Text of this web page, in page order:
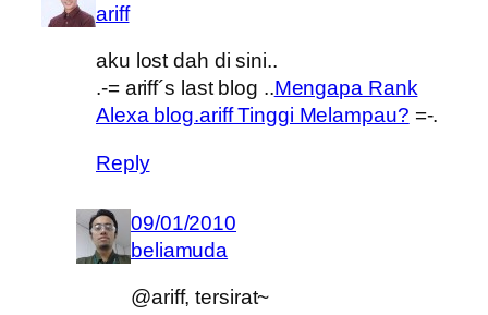
ariff
aku lost dah di sini..
.-= ariff´s last blog ..Mengapa Rank
Alexa blog.ariff Tinggi Melampau? =-.
Reply
09/01/2010
beliamuda
@ariff, tersirat~